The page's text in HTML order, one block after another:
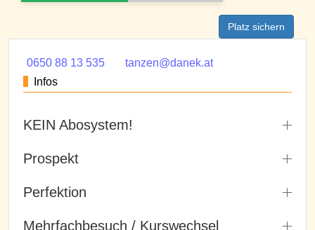
Platz sichern
0650 88 13 535
tanzen@danek.at
Infos
KEIN Abosystem!
Prospekt
Perfektion
Mehrfachbesuch / Kurswechsel